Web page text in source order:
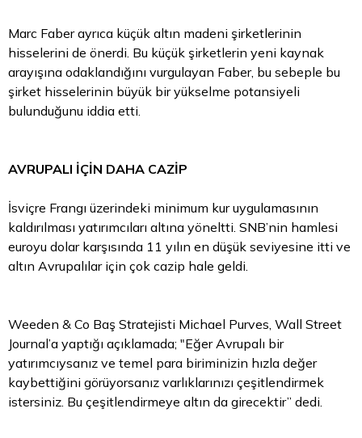
Marc Faber ayrıca küçük altın madeni şirketlerinin
hisselerini de önerdi. Bu küçük şirketlerin yeni kaynak
arayışına odaklandığını vurgulayan Faber, bu sebeple bu
şirket hisselerinin büyük bir yükselme potansiyeli
bulunduğunu iddia etti.
AVRUPALI İÇİN DAHA CAZİP
İsviçre Frangı üzerindeki minimum kur uygulamasının
kaldırılması yatırımcıları altına yöneltti. SNB’nin hamlesi
euroyu dolar karşısında 11 yılın en düşük seviyesine itti ve
altın Avrupalılar için çok cazip hale geldi.
Weeden & Co Baş Stratejisti Michael Purves, Wall Street
Journal’a yaptığı açıklamada; "Eğer Avrupalı bir
yatırımcıysanız ve temel para biriminizin hızla değer
kaybettiğini görüyorsanız varlıklarınızı çeşitlendirmek
istersiniz. Bu çeşitlendirmeye altın da girecektir” dedi.